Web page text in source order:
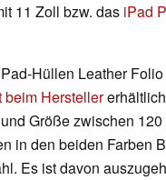
11 Zoll bzw. das iPad
Hüllen Leather
beim Hersteller
Größe zwischen
in den beiden Farben
Es ist davon